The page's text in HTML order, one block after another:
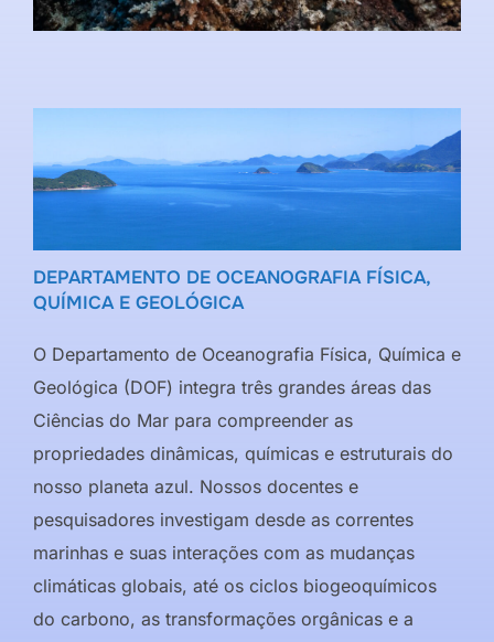
DEPARTAMENTO DE OCEANOGRAFIA FÍSICA,
QUÍMICA E GEOLÓGICA
O Departamento de Oceanografia Física, Química e
Geológica (DOF) integra três grandes áreas das
Ciências do Mar para compreender as
propriedades dinâmicas, químicas e estruturais do
nosso planeta azul. Nossos docentes e
pesquisadores investigam desde as correntes
marinhas e suas interações com as mudanças
climáticas globais, até os ciclos biogeoquímicos
do carbono, as transformações orgânicas e a